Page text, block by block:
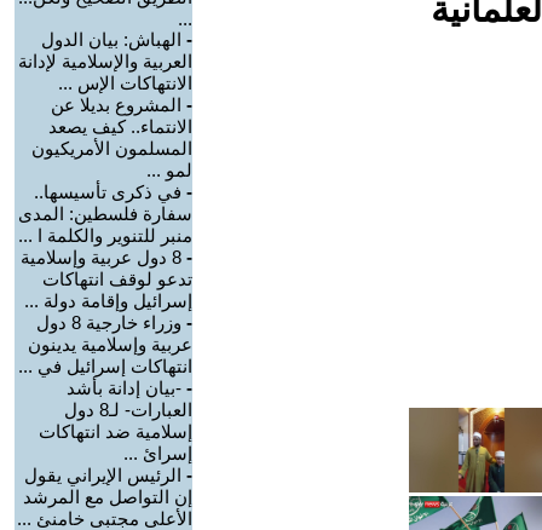
...
- الهباش: بيان الدول
العربية والإسلامية لإدانة
الانتهاكات الإس ...
- المشروع بديلا عن
الانتماء.. كيف يصعد
المسلمون الأمريكيون
لمو ...
- في ذكرى تأسيسها..
سفارة فلسطين: المدى
منبر للتنوير والكلمة ا ...
-
8 دول عربية وإسلامية
تدعو لوقف انتهاكات
إسرائيل وإقامة دولة ...
-
وزراء خارجية 8 دول
عربية وإسلامية يدينون
انتهاكات إسرائيل في ...
- -بيان إدانة بأشد
العبارات- لـ8 دول
إسلامية ضد انتهاكات
إسرائ ...
- الرئيس الإيراني يقول
إن التواصل مع المرشد
الأعلى مجتبى خامنئ ...